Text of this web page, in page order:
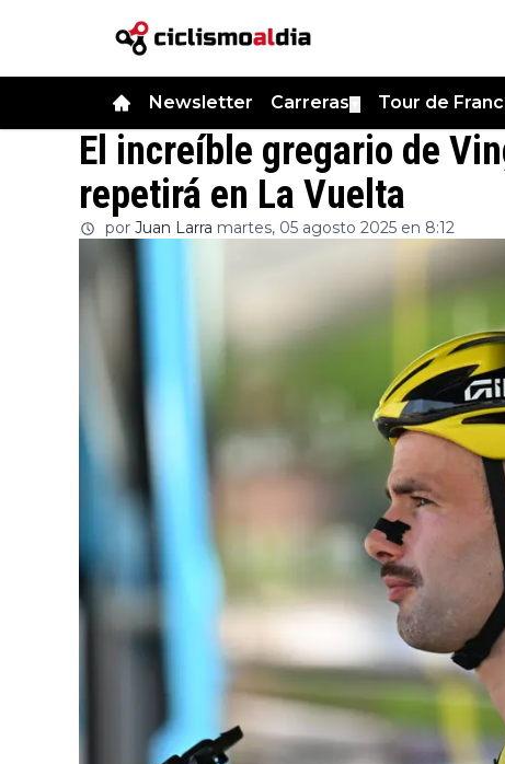
Newsletter Carreras Tour de
El increíble gregario de
repetirá en La Vuelta
por Juan Larra martes, 05 agosto 2025 en 8:12